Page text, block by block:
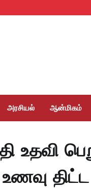
அரசியல் ஆன்மிகம்
உதவி
திட்ட